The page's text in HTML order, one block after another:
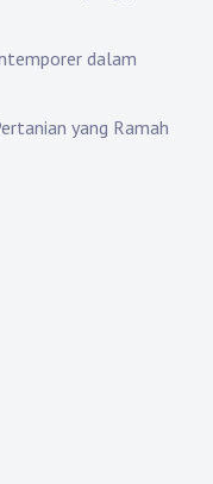
dalam
yang Ramah